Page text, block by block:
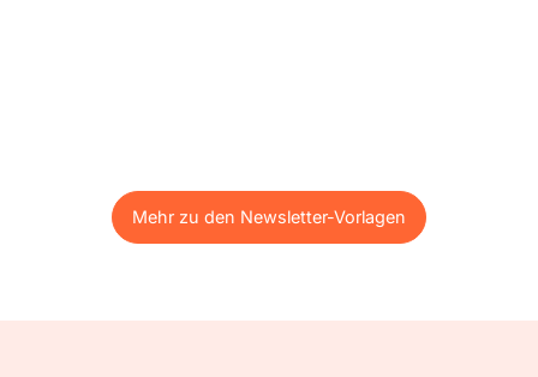
Mehr zu den Newsletter-Vorlagen
Mehr zu den Newsletter-Vorlagen